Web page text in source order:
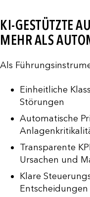
KI-GESTÜTZTE
MEHR ALS
Als
Einheitliche
Störungen
Automatische
Transparente
Ursachen und
Klare
Entscheidungen